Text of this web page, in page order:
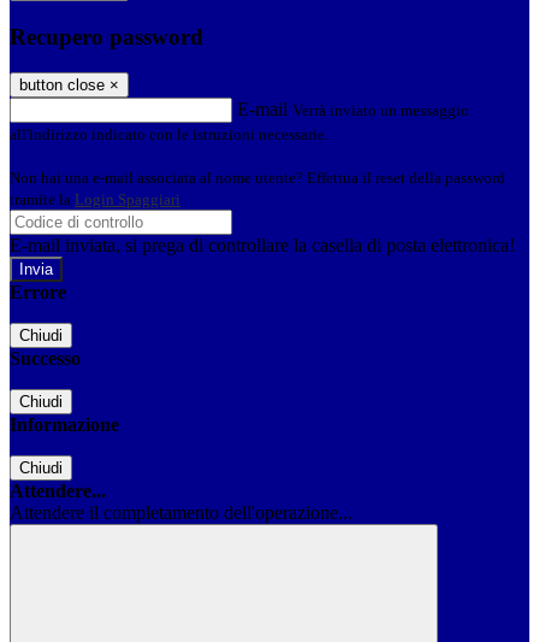
Recupero password
button close ×
E-mail Verrà inviato un messaggio
all'indirizzo indicato con le istruzioni necessarie.
Non hai una e-mail associata al nome utente? Effettua il reset della password
tramite la Login Spaggiari
E-mail inviata, si prega di controllare la casella di posta elettronica!
Errore
Chiudi
Successo
Chiudi
Informazione
Chiudi
Attendere...
Attendere il completamento dell'operazione...